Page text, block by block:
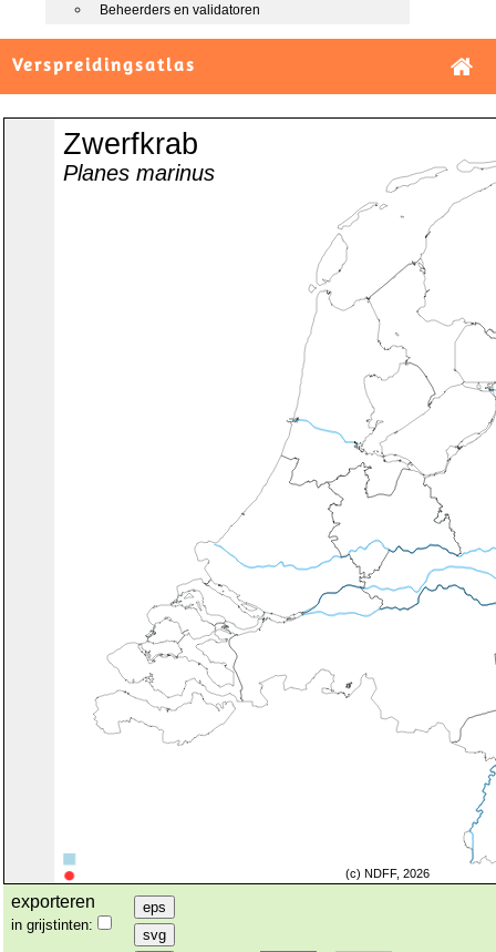
Beheerders en validatoren
Verspreidingsatlas